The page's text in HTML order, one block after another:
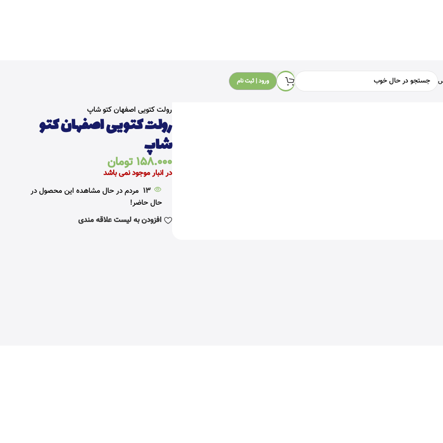
ورود | ثبت نام
رولت کتویی اصفهان کتو شاپ
رولت کتویی اصفهان کتو
شاپ
158.000 تومان
در انبار موجود نمی باشد
13 مردم در حال مشاهده این محصول در
حال حاضر!
افزودن به لیست علاقه مندی